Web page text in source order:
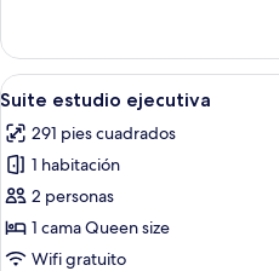
exclusivo
Abrir
todas
las
fotos
de
Suite
estudio
8
Suite estudio ejecutiva
291 pies cuadrados
1 habitación
2 personas
1 cama Queen size
Wifi gratuito